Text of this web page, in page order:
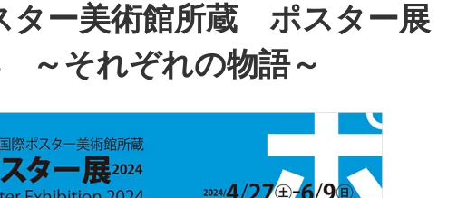
ター美術館所蔵 ポスター展
～それぞれの物語～